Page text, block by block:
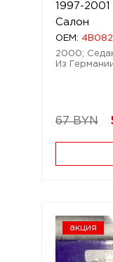
1997-2001
Салон
OEM:
2000;
Из
67 BYN
акция